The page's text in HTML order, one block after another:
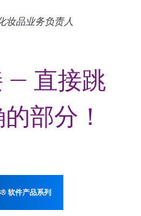
妆品业务负责人
— 直接跳
部分！
软件产品系列